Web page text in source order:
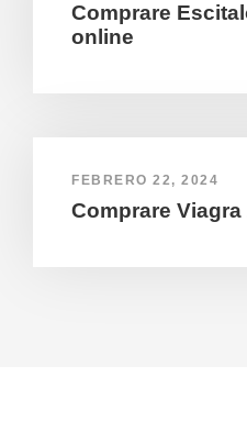
Comprare
online
FEBRERO 22, 2024
Comprare Viagra